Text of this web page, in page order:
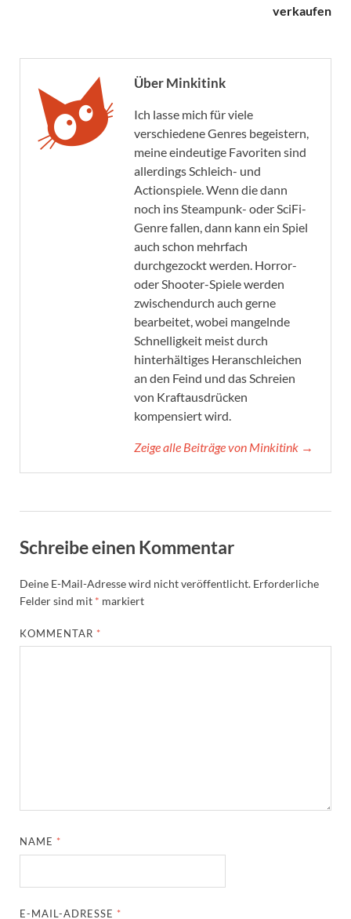
verkaufen
Über Minkitink
Ich lasse mich für viele
verschiedene Genres begeistern,
meine eindeutige Favoriten sind
allerdings Schleich- und
Actionspiele. Wenn die dann
noch ins Steampunk- oder SciFi-
Genre fallen, dann kann ein Spiel
auch schon mehrfach
durchgezockt werden. Horror-
oder Shooter-Spiele werden
zwischendurch auch gerne
bearbeitet, wobei mangelnde
Schnelligkeit meist durch
hinterhältiges Heranschleichen
an den Feind und das Schreien
von Kraftausdrücken
kompensiert wird.
Zeige alle Beiträge von Minkitink →
Schreibe einen Kommentar
Deine E-Mail-Adresse wird nicht veröffentlicht. Erforderliche
Felder sind mit * markiert
KOMMENTAR *
NAME *
E-MAIL-ADRESSE *